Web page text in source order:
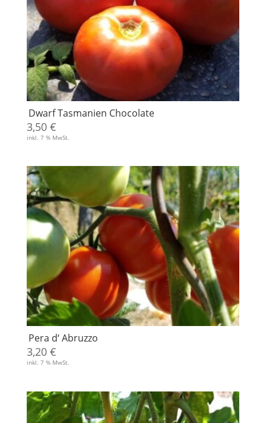
Dwarf Tasmanien Chocolate
3,50 €
inkl. 7 % MwSt.
Pera d‘ Abruzzo
3,20 €
inkl. 7 % MwSt.